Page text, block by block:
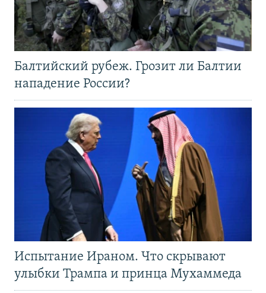
Балтийский рубеж. Грозит ли Балтии
нападение России?
Испытание Ираном. Что скрывают
улыбки Трампа и принца Мухаммеда